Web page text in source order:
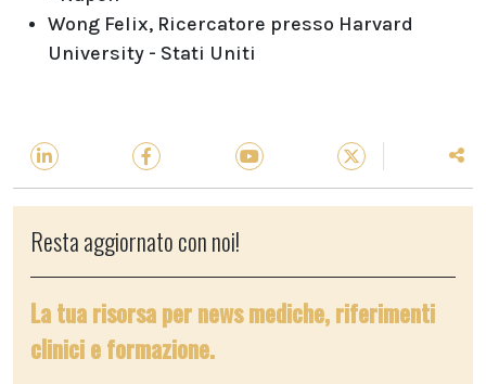
Wong Felix, Ricercatore presso Harvard
University - Stati Uniti
Resta aggiornato con noi!
La tua risorsa per news mediche, riferimenti
clinici e formazione.